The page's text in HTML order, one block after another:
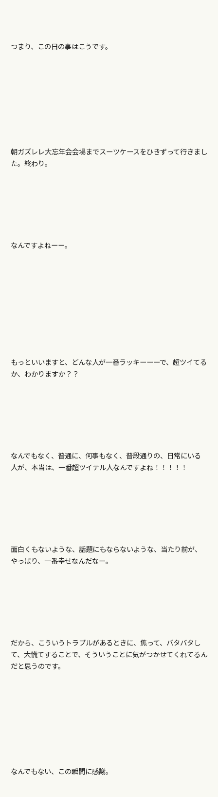
つまり、この日の事はこうです。
朝ガズレレ大忘年会会場までスーツケースをひきずって行きまし
た。終わり。
なんですよねーー。
もっといいますと、どんな人が一番ラッキーーーで、超ツイてる
か、わかりますか？？
なんでもなく、普通に、何事もなく、普段通りの、日常にいる
人が、本当は、一番超ツイテル人なんですよね！！！！！
面白くもないような、話題にもならないような、当たり前が、
やっぱり、一番幸せなんだなー。
だから、こういうトラブルがあるときに、焦って、バタバタし
て、大慌てすることで、そういうことに気がつかせてくれてるん
だと思うのです。
なんでもない、この瞬間に感謝。